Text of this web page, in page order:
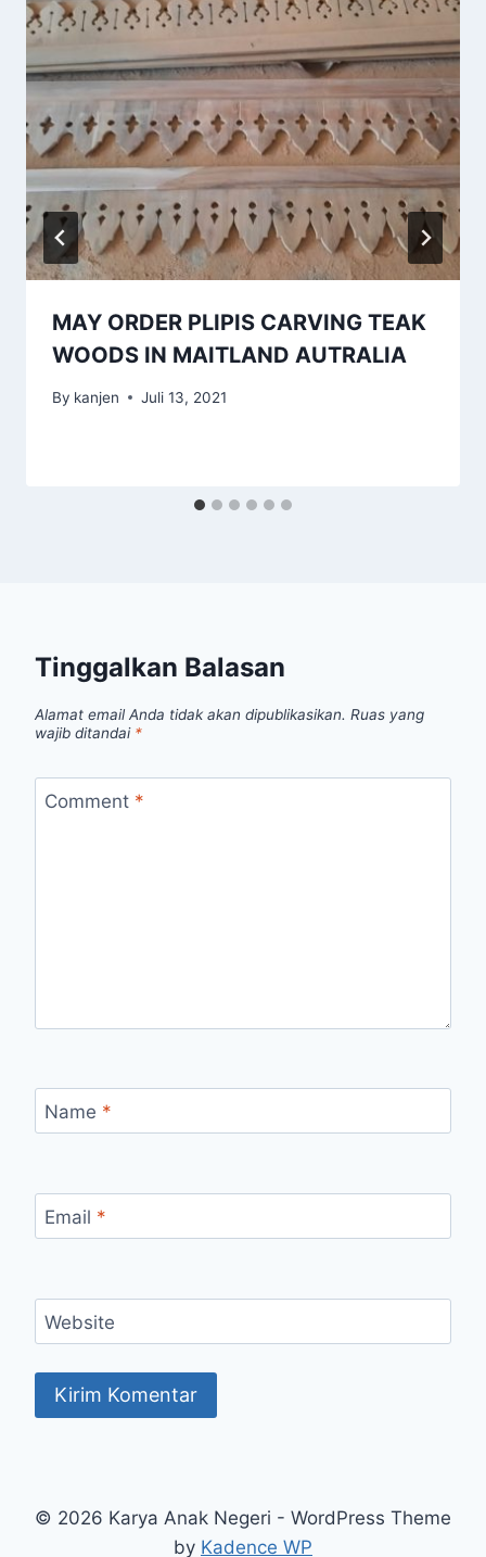
MAY ORDER PLIPIS CARVING TEAK
WOODS IN MAITLAND AUTRALIA
By kanjen Juli 13, 2021
Tinggalkan Balasan
Alamat email Anda tidak akan dipublikasikan. Ruas yang
wajib ditandai *
Comment *
Name *
Email *
Website
© 2026 Karya Anak Negeri - WordPress Theme
by Kadence WP